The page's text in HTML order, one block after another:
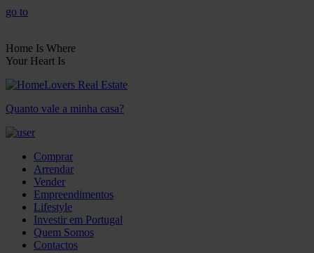
go to
Home Is Where
Your Heart Is
Quanto vale a minha casa?
Comprar
Arrendar
Vender
Empreendimentos
Lifestyle
Investir em Portugal
Quem Somos
Contactos